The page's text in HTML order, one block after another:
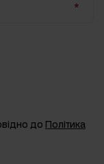
до
Політика